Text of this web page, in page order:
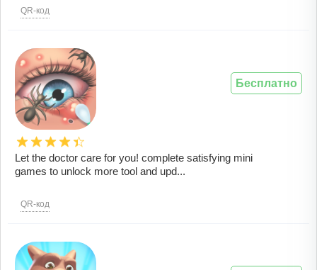
QR-код
Let the doctor care for you! complete satisfying mini
games to unlock more tool and upd...
QR-код
Бесплатно